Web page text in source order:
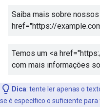
Saiba mais sobre
href="https://
Temos um <a
com mais informações
Dica: tente ler apenas o
se é específico o suficiente